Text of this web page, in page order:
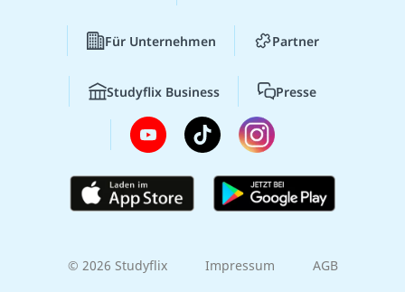
Für Unternehmen Partner
Studyflix Business Presse
© 2026 Studyflix Impressum AGB